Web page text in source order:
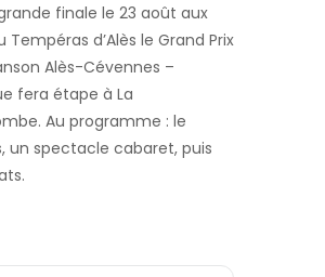
finale le 23 août aux
Tempéras d’Alès le Grand Prix
Alès-Cévennes –
fera étape à La
Au programme : le
un spectacle cabaret, puis